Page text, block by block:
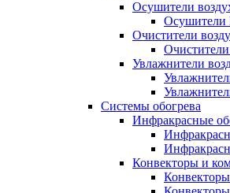
Осушители
Осушители
Очистители
Увлажнители
Системы обогрева
Инфракрасные
Конвекторы и